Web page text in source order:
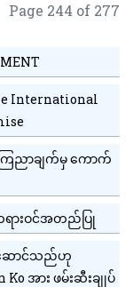
Page 244 of 277
International
ကြေညာချက်မှ ကောက်
တရားဝင်အတည်ပြု
ဆောင်သည်ဟု
အား ဖမ်းဆီးချုပ်